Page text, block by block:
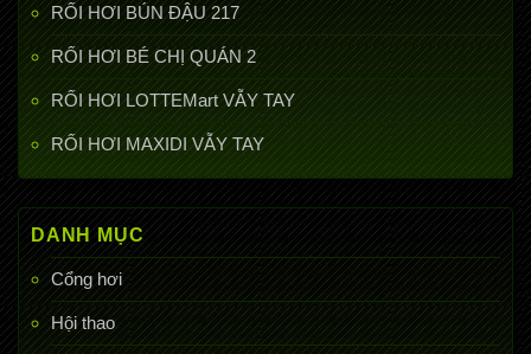
RỐI HƠI BÚN ĐẬU 217
RỐI HƠI BÉ CHỊ QUÁN 2
RỐI HƠI LOTTEMart VẪY TAY
RỐI HƠI MAXIDI VẪY TAY
DANH MỤC
Cổng hơi
Hội thao